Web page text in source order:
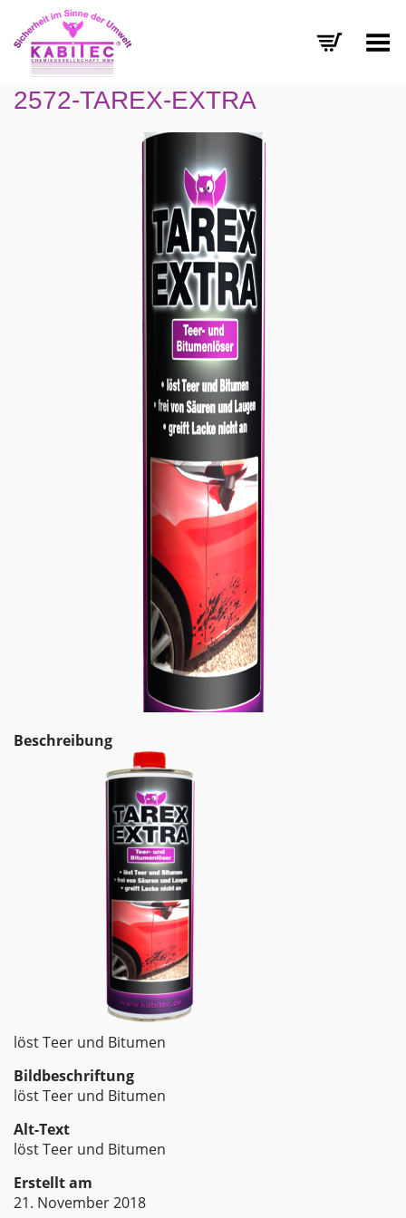
Menü umschalten
2572-TAREX-EXTRA
Beschreibung
löst Teer und Bitumen
Bildbeschriftung
löst Teer und Bitumen
Alt-Text
löst Teer und Bitumen
Erstellt am
21. November 2018